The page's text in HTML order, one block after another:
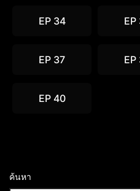
EP 34 EP
EP 37 EP
EP 40
ค้นหา